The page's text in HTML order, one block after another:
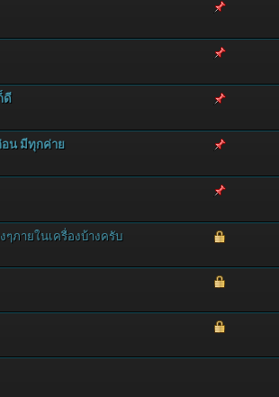
ดี
น มีทุกค่าย
ภายในเครื่องบ้างครับ